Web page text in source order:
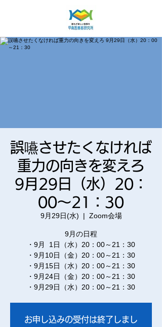
誤嚥させたくなければ
重力の向きを変えろ
9月29日（水）20：
00～21：30
9月29日(水)
  |
Zoom会場
9月の日程
・9月 1日（水）20：00～21：30
・9月10日（金）20：00～21：30
・9月15日（水）20：00～21：30
・9月24日（金）20：00～21：30
・9月29日（水）20：00～21：30
お申し込みの受付は終了しまし